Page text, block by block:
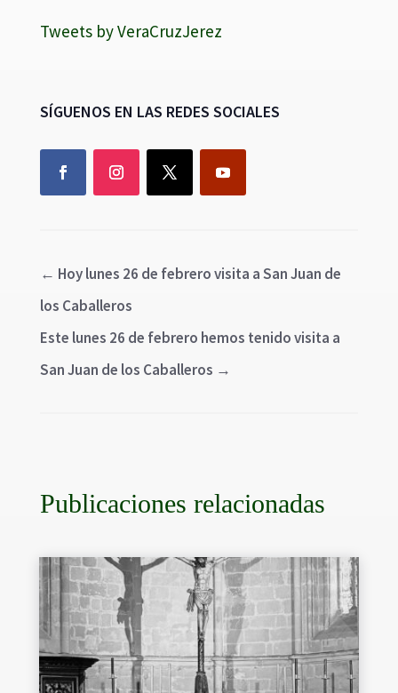
Tweets by VeraCruzJerez
SÍGUENOS EN LAS REDES SOCIALES
← Hoy lunes 26 de febrero visita a San Juan de
los Caballeros
Este lunes 26 de febrero hemos tenido visita a
San Juan de los Caballeros →
Publicaciones relacionadas